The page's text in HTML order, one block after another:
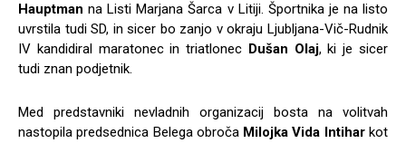
Hauptman na Listi Marjana Šarca v Litiji. Športnika je na listo
uvrstila tudi SD, in sicer bo zanjo v okraju Ljubljana-Vič-Rudnik
IV kandidiral maratonec in triatlonec Dušan Olaj, ki je sicer
tudi znan podjetnik.
Med predstavniki nevladnih organizacij bosta na volitvah
nastopila predsednica Belega obroča Milojka Vida Intiharkot